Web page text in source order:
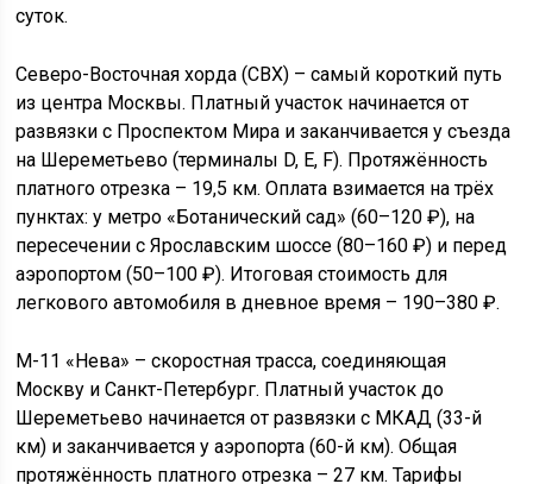
суток.
Северо-Восточная хорда (СВХ) – самый короткий путь
из центра Москвы. Платный участок начинается от
развязки с Проспектом Мира и заканчивается у съезда
на Шереметьево (терминалы D, E, F). Протяжённость
платного отрезка – 19,5 км. Оплата взимается на трёх
пунктах: у метро «Ботанический сад» (60–120 ₽), на
пересечении с Ярославским шоссе (80–160 ₽) и перед
аэропортом (50–100 ₽). Итоговая стоимость для
легкового автомобиля в дневное время – 190–380 ₽.
М-11 «Нева» – скоростная трасса, соединяющая
Москву и Санкт-Петербург. Платный участок до
Шереметьево начинается от развязки с МКАД (33-й
км) и заканчивается у аэропорта (60-й км). Общая
протяжённость платного отрезка – 27 км. Тарифы